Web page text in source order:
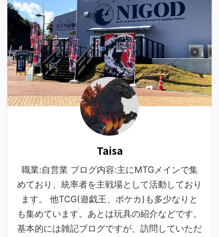
Taisa
職業:自営業 ブログ内容:主にMTGメインで集
めており、統率者を主戦場として活動しており
ます。 他TCG(遊戯王、ポケカ)も多少なりと
も集めています。あとは玩具の紹介などです。
基本的には雑記ブログですが、訪問していただ